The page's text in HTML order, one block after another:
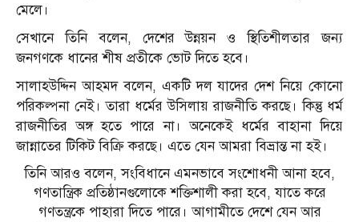
মেলে।
সেখানে তিনি বলেন, দেশের উন্নয়ন ও স্থিতিশীলতার জন্য
জনগণকে ধানের শীষ প্রতীকে ভোট দিতে হবে।
সালাহউদ্দিন আহমদ বলেন, একটি দল যাদের দেশ নিয়ে কোনো
পরিকল্পনা নেই। তারা ধর্মের উসিলায় রাজনীতি করছে। কিন্তু ধর্ম
রাজনীতির অঙ্গ হতে পারে না। অনেকেই ধর্মের বাহানা দিয়ে
জান্নাতের টিকিট বিক্রি করছে। এতে যেন আমরা বিভ্রান্ত না হই।
তিনি আরও বলেন, সংবিধানে এমনভাবে সংশোধনী আনা হবে,
গণতান্ত্রিক প্রতিষ্ঠানগুলোকে শক্তিশালী করা হবে, যাতে করে
গণতন্ত্রকে পাহারা দিতে পারে। আগামীতে দেশে যেন আর